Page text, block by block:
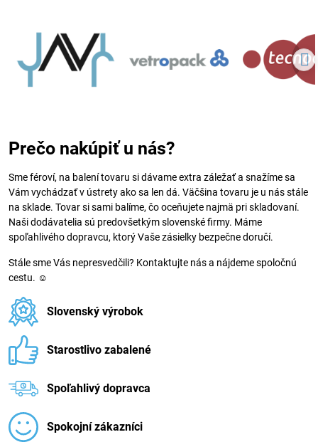
Prečo nakúpiť u nás?
Sme féroví, na balení tovaru si dávame extra záležať a snažíme sa
Vám vychádzať v ústrety ako sa len dá. Väčšina tovaru je u nás stále
na sklade. Tovar si sami balíme, čo oceňujete najmä pri skladovaní.
Naši dodávatelia sú predovšetkým slovenské firmy. Máme
spoľahlivého dopravcu, ktorý Vaše zásielky bezpečne doručí.
Stále sme Vás nepresvedčili? Kontaktujte nás a nájdeme spoločnú
cestu. ☺
Slovenský výrobok
Starostlivo zabalené
Spoľahlivý dopravca
Spokojní zákazníci